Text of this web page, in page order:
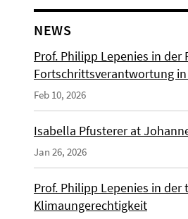
NEWS
Prof. Philipp Lepenies in der
Fortschrittsverantwortung
Feb 10, 2026
Isabella Pfusterer at
Jan 26, 2026
Prof. Philipp Lepenies in der
Klimaungerechtigkeit